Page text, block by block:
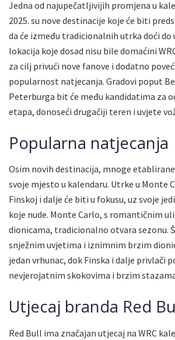
Jedna od najupečatljivijih promjena u
2025. su nove destinacije koje će biti
da će između tradicionalnih utrka doći do
lokacija koje dosad nisu bile domaćini
za cilj privući nove fanove i dodatno
popularnost natjecanja. Gradovi poput
Peterburga bit će među kandidatima za
etapa, donoseći drugačiji teren i uvjete
Popularna natjecanja
Osim novih destinacija, mnoge
svoje mjesto u kalendaru. Utrke u Monte
Finskoj i dalje će biti u fokusu, uz svoje
koje nude. Monte Carlo, s romantičnim
dionicama, tradicionalno otvara sezonu.
snježnim uvjetima i iznimnim brzim
jedan vrhunac, dok Finska i dalje privlači
nevjerojatnim skokovima i brzim
Utjecaj branda Red
Red Bull ima značajan utjecaj na WRC